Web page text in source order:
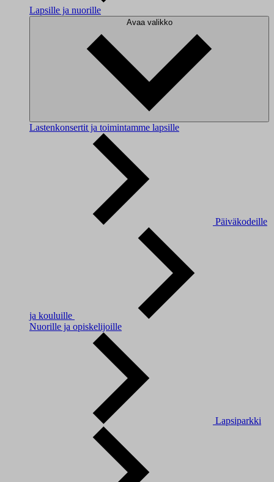
Lapsille ja nuorille
Avaa valikko
Lastenkonsertit ja toimintamme lapsille
Päiväkodeille
ja kouluille
Nuorille ja opiskelijoille
Lapsiparkki